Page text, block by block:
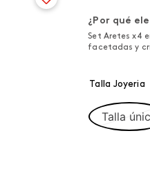
¿Por qué
Set Aretes x4
facetadas y
Talla Joyeria
Talla